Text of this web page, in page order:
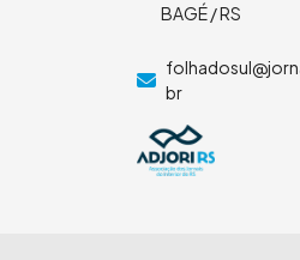
BAGÉ / RS
br